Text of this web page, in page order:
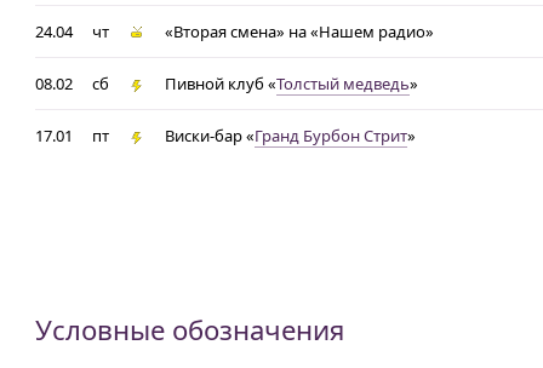
24.04 чт «Вторая смена» на «Нашем радио»
08.02 сб Пивной клуб «Толстый медведь»
17.01 пт Виски-бар «Гранд Бурбон Стрит»
Условные обозначения